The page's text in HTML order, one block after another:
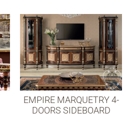
EMPIRE MARQUETRY 4-
DOORS SIDEBOARD